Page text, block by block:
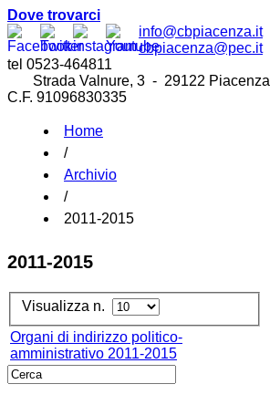
Dove trovarci
info@cbpiacenza.it
cbpiacenza@pec.it
tel 0523-464811
Strada Valnure, 3 - 29122 Piacenza
C.F. 91096830335
Home
/
Archivio
/
2011-2015
2011-2015
Visualizza n.
Organi di indirizzo politico-
amministrativo 2011-2015